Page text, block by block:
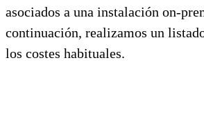
asociados a una instalación on-
continuación, realizamos un
los costes habituales.